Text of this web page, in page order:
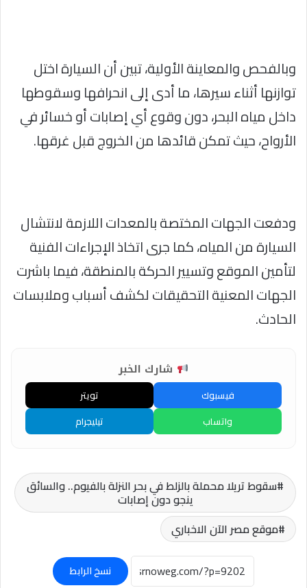
وبالفحص والمعاينة الأولية، تبين أن السيارة اختل
توازنها أثناء سيرها، ما أدى إلى انحرافها وسقوطها
داخل مياه البحر، دون وقوع أي إصابات أو خسائر في
الأرواح، حيث تمكن قائدها من الخروج قبل غرقها.
ودفعت الجهات المختصة بالمعدات اللازمة لانتشال
السيارة من المياه، كما جرى اتخاذ الإجراءات الفنية
لتأمين الموقع وتسيير الحركة بالمنطقة، فيما باشرت
الجهات المعنية التحقيقات لكشف أسباب وملابسات
الحادث.
شارك الخبر
فيسبوك
تويتر
واتساب
تيليجرام
سقوط تريلا محملة بالزلط في بحر النزلة بالفيوم.. والسائق
ينجو دون إصابات
موقع مصر الآن الاخباري
نسخ الرابط